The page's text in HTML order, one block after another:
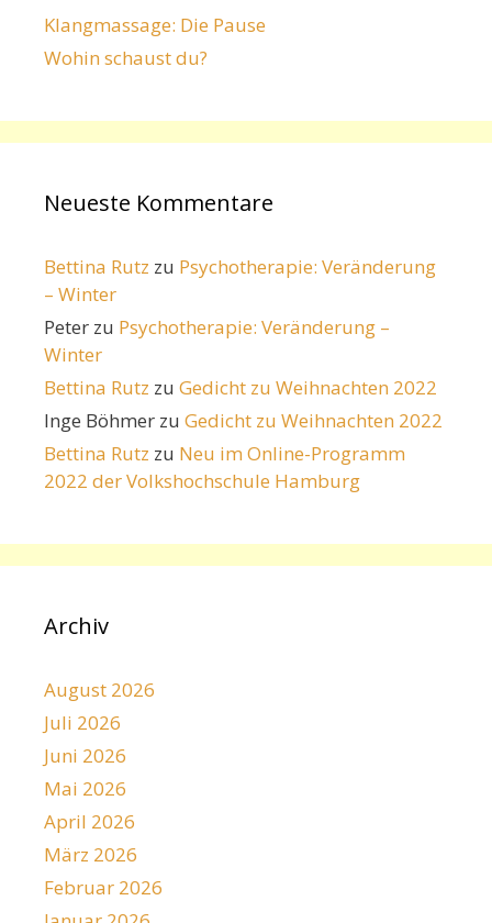
Klangmassage: Die Pause
Wohin schaust du?
Neueste Kommentare
Bettina Rutz zu Psychotherapie: Veränderung
– Winter
Peter zu Psychotherapie: Veränderung –
Winter
Bettina Rutz zu Gedicht zu Weihnachten 2022
Inge Böhmer zu Gedicht zu Weihnachten 2022
Bettina Rutz zu Neu im Online-Programm
2022 der Volkshochschule Hamburg
Archiv
August 2026
Juli 2026
Juni 2026
Mai 2026
April 2026
März 2026
Februar 2026